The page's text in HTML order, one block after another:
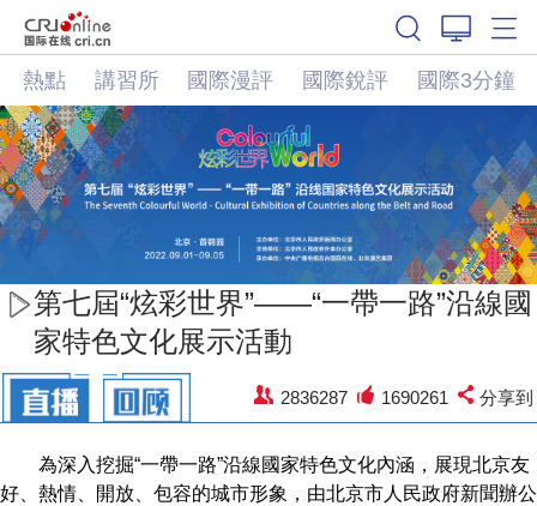
熱點 講習所 國際漫評 國際銳評 國際3分鐘
第七屆“炫彩世界”——“一帶一路”沿線國
家特色文化展示活動
2836287 1690261 分享到
為深入挖掘“一帶一路”沿線國家特色文化內涵，展現北京友
好、熱情、開放、包容的城市形象，由北京市人民政府新聞辦公